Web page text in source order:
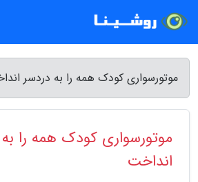
موتورسواری کودک همه را به دردسر
موتورسواری کودک همه را
انداخت